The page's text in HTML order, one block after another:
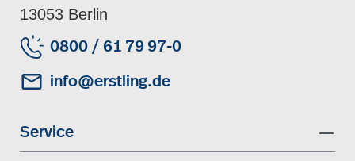
13053 Berlin
0800 / 61 79 97-0
info@erstling.de
Service